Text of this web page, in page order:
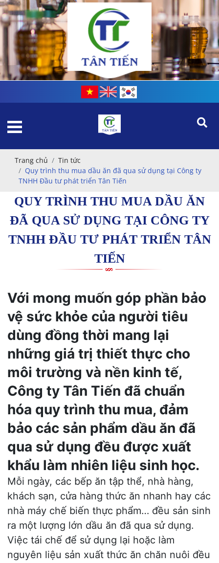
Trang chủ
Tin tức
Quy trình thu mua dầu ăn đã qua sử dụng tại Công ty
TNHH Đầu tư phát triển Tân Tiến
QUY TRÌNH THU MUA DẦU ĂN
ĐÃ QUA SỬ DỤNG TẠI CÔNG TY
TNHH ĐẦU TƯ PHÁT TRIỂN TÂN
TIẾN
Với mong muốn góp phần bảo
vệ sức khỏe của người tiêu
dùng đồng thời mang lại
những giá trị thiết thực cho
môi trường và nền kinh tế,
Công ty Tân Tiến đã chuẩn
hóa quy trình thu mua, đảm
bảo các sản phẩm dầu ăn đã
qua sử dụng đều được xuất
khẩu làm nhiên liệu sinh học.
Mỗi ngày, các bếp ăn tập thể, nhà hàng,
khách sạn, cửa hàng thức ăn nhanh hay các
nhà máy chế biến thực phẩm… đều sản sinh
ra một lượng lớn dầu ăn đã qua sử dụng.
Việc tái chế để sử dụng lại hoặc làm
nguyên liệu sản xuất thức ăn chăn nuôi đều